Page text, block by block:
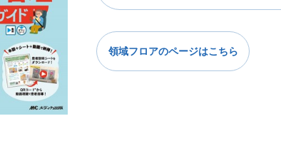
領域フロアのページはこちら